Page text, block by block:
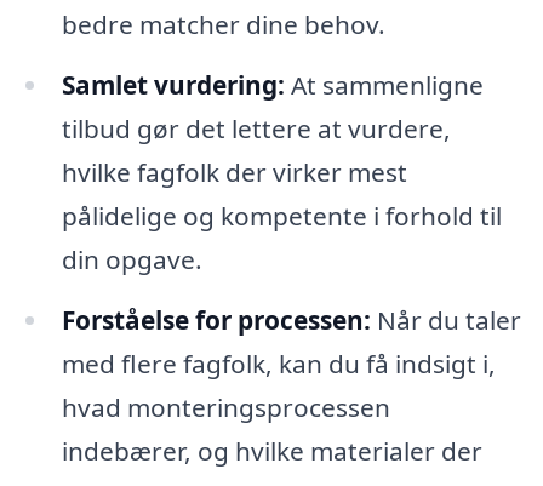
bedre matcher dine behov.
Samlet vurdering: At sammenligne
tilbud gør det lettere at vurdere,
hvilke fagfolk der virker mest
pålidelige og kompetente i forhold til
din opgave.
Forståelse for processen: Når du taler
med flere fagfolk, kan du få indsigt i,
hvad monteringsprocessen
indebærer, og hvilke materialer der